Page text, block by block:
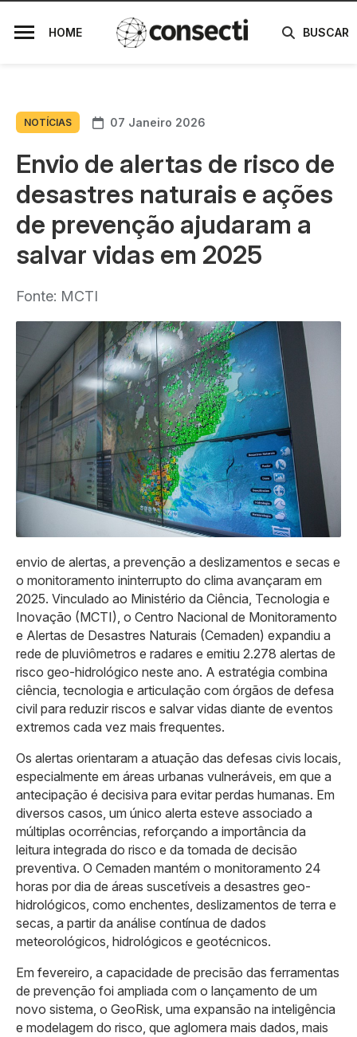
HOME BUSCAR
NOTÍCIAS 07 Janeiro 2026
Envio de alertas de risco de
desastres naturais e ações
de prevenção ajudaram a
salvar vidas em 2025
Fonte: MCTI
envio de alertas, a prevenção a deslizamentos e secas e
o monitoramento ininterrupto do clima avançaram em
2025. Vinculado ao Ministério da Ciência, Tecnologia e
Inovação (MCTI), o Centro Nacional de Monitoramento
e Alertas de Desastres Naturais (Cemaden) expandiu a
rede de pluviômetros e radares e emitiu 2.278 alertas de
risco geo-hidrológico neste ano. A estratégia combina
ciência, tecnologia e articulação com órgãos de defesa
civil para reduzir riscos e salvar vidas diante de eventos
extremos cada vez mais frequentes.
Os alertas orientaram a atuação das defesas civis locais,
especialmente em áreas urbanas vulneráveis, em que a
antecipação é decisiva para evitar perdas humanas. Em
diversos casos, um único alerta esteve associado a
múltiplas ocorrências, reforçando a importância da
leitura integrada do risco e da tomada de decisão
preventiva. O Cemaden mantém o monitoramento 24
horas por dia de áreas suscetíveis a desastres geo-
hidrológicos, como enchentes, deslizamentos de terra e
secas, a partir da análise contínua de dados
meteorológicos, hidrológicos e geotécnicos.
Em fevereiro, a capacidade de precisão das ferramentas
de prevenção foi ampliada com o lançamento de um
novo sistema, o GeoRisk, uma expansão na inteligência
e modelagem do risco, que aglomera mais dados, mais